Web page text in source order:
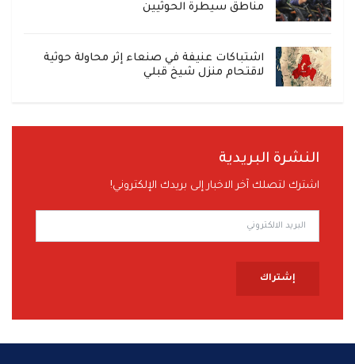
مناطق سيطرة الحوثيين
اشتباكات عنيفة في صنعاء إثر محاولة حوثية
لاقتحام منزل شيخ قبلي
النشرة البريدية
اشترك لتصلك آخر الاخبار إلى بريدك الإلكتروني!
إشتراك